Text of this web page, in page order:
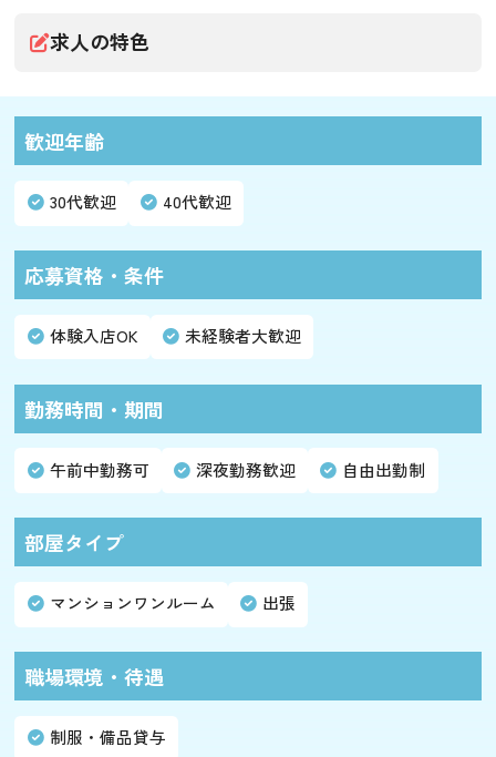
求人の特色
歓迎年齢
30代歓迎 40代歓迎
応募資格・条件
体験入店OK 未経験者大歓迎
勤務時間・期間
午前中勤務可 深夜勤務歓迎 自由出勤制
部屋タイプ
マンションワンルーム 出張
職場環境・待遇
制服・備品貸与